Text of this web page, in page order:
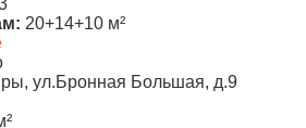
20+14+10 м²
ул.Бронная Большая, д.9